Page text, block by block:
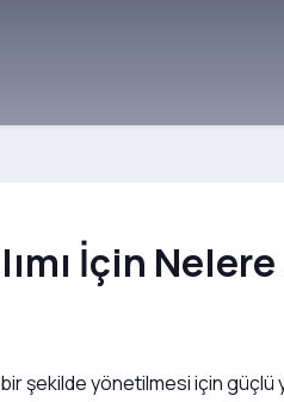
İçin
şekilde yönetilmesi için güçlü